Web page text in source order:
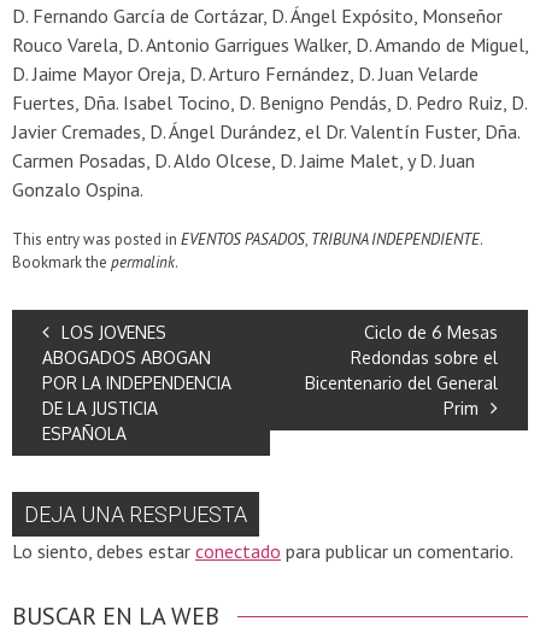
D. Fernando García de Cortázar, D. Ángel Expósito, Monseñor
Rouco Varela, D. Antonio Garrigues Walker, D. Amando de Miguel,
D. Jaime Mayor Oreja, D. Arturo Fernández, D. Juan Velarde
Fuertes, Dña. Isabel Tocino, D. Benigno Pendás, D. Pedro Ruiz, D.
Javier Cremades, D. Ángel Durández, el Dr. Valentín Fuster, Dña.
Carmen Posadas, D. Aldo Olcese, D. Jaime Malet, y D. Juan
Gonzalo Ospina.
This entry was posted in EVENTOS PASADOS, TRIBUNA INDEPENDIENTE.
Bookmark the permalink.
LOS JOVENES
ABOGADOS ABOGAN
POR LA INDEPENDENCIA
DE LA JUSTICIA
ESPAÑOLA
Ciclo de 6 Mesas
Redondas sobre el
Bicentenario del General
Prim
DEJA UNA RESPUESTA
Lo siento, debes estar conectado para publicar un comentario.
BUSCAR EN LA WEB